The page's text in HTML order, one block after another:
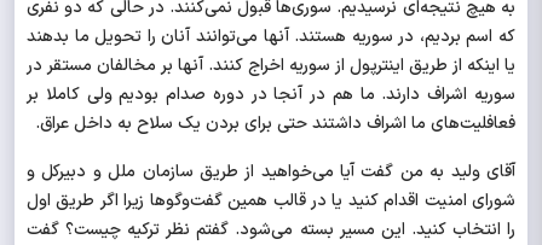
به هیچ نتیجه‌ای نرسیدیم. سوری‌ها قبول نمی‌کنند. در حالی که دو نفری
که اسم بردیم، در سوریه هستند. آنها می‌توانند آنان را تحویل ما بدهند
یا اینکه از طریق اینترپول از سوریه اخراج کنند. آنها بر مخالفان مستقر در
سوریه اشراف دارند. ما هم در آنجا در دوره صدام بودیم ولی کاملا بر
فعافلیت‌های ما اشراف داشتند حتی برای بردن یک سلاح به داخل عراق.
آقای ولید به من گفت آیا می‌خواهید از طریق سازمان ملل و دبیرکل و
شورای امنیت اقدام کنید یا در قالب همین گفت‌وگوها زیرا اگر طریق اول
را انتخاب کنید. این مسیر بسته می‌شود. گفتم نظر ترکیه چیست؟ گفت